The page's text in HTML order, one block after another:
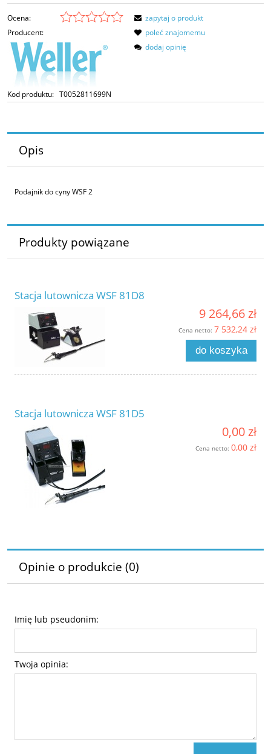
Ocena:
Producent:
Kod produktu: T0052811699N
zapytaj o produkt
poleć znajomemu
dodaj opinię
Opis
Podajnik do cyny WSF 2
Produkty powiązane
Stacja lutownicza WSF 81D8
9 264,66 zł
Cena netto: 7 532,24 zł
do koszyka
Stacja lutownicza WSF 81D5
0,00 zł
Cena netto: 0,00 zł
Opinie o produkcie (0)
Imię lub pseudonim:
Twoja opinia: